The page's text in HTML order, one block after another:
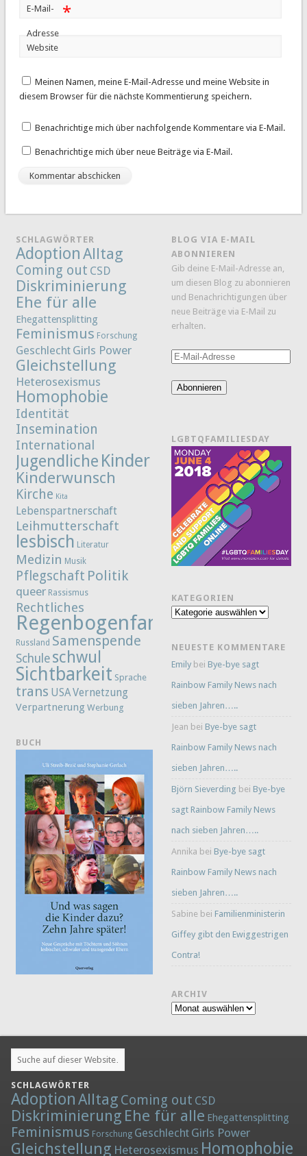
E-Mail-
Adresse
*
Website
Meinen Namen, meine E-Mail-Adresse und meine Website in
diesem Browser für die nächste Kommentierung speichern.
Benachrichtige mich über nachfolgende Kommentare via E-Mail.
Benachrichtige mich über neue Beiträge via E-Mail.
SCHLAGWÖRTER
AdoptionAlltag
Coming out CSD
Diskriminierung
Ehe für alle
Ehegattensplitting
Feminismus Forschung
Geschlecht Girls Power
Gleichstellung
Heterosexismus
Homophobie
Identität
Insemination
International
Jugendliche Kinder
Kinderwunsch
Kirche Kita
Lebenspartnerschaft
Leihmutterschaft
lesbisch Literatur
Medizin Musik
Pflegschaft Politik
queer Rassismus
Rechtliches
Regenbogenfamilie
Russland Samenspende
Schule schwul
Sichtbarkeit Sprache
trans USAVernetzung
Verpartnerung Werbung
BUCH
BLOG VIA E-MAIL
ABONNIEREN
Gib deine E-Mail-Adresse an,
um diesen Blog zu abonnieren
und Benachrichtigungen über
neue Beiträge via E-Mail zu
erhalten.
E-
Adresse
Abonnieren
LGBTQFAMILIESDAY
KATEGORIEN
Kategorien
NEUESTE KOMMENTARE
Emily bei Bye-bye sagt
Rainbow Family News nach
sieben Jahren…..
Jean bei Bye-bye sagt
Rainbow Family News nach
sieben Jahren…..
Björn Sieverding bei Bye-bye
sagt Rainbow Family News
nach sieben Jahren…..
Annika bei Bye-bye sagt
Rainbow Family News nach
sieben Jahren…..
Sabine bei Familienministerin
Giffey gibt den Ewiggestrigen
Contra!
ARCHIV
Archiv
SCHLAGWÖRTER
AdoptionAlltag Coming out CSD
Diskriminierung Ehe für alle Ehegattensplitting
Feminismus Forschung Geschlecht Girls Power
Gleichstellung Heterosexismus Homophobie